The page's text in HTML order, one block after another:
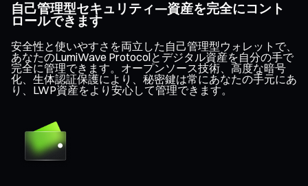
自己管理型セキュリティ—資産を完全にコント
ロールできます
安全性と使いやすさを両立した自己管理型ウォレットで、
あなたのLumiWave Protocolとデジタル資産を自分の手で
完全に管理できます。オープンソース技術、高度な暗号
化、生体認証保護により、秘密鍵は常にあなたの手元にあ
り、LWP資産をより安心して管理できます。